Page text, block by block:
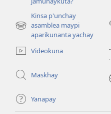
Kinsa p'unchay
asamblea maypi
aparikunanta yachay
(abre
nuevaVideokuna
Maskhay
Yanapay